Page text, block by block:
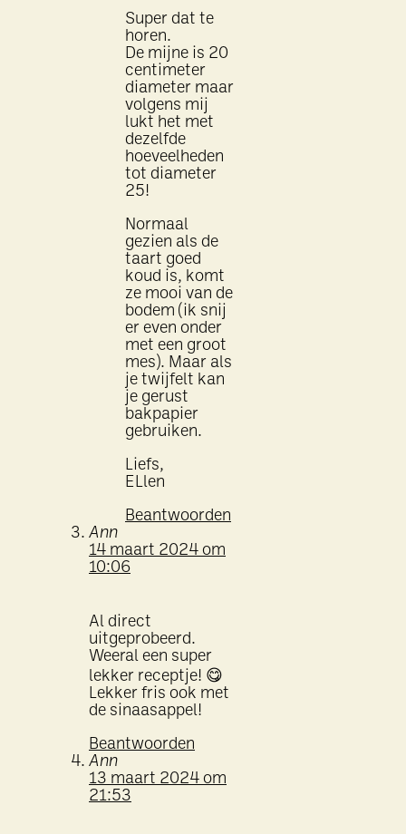
Super dat te
horen.
De mijne is 20
centimeter
diameter maar
volgens mij
lukt het met
dezelfde
hoeveelheden
tot diameter
25!
Normaal
gezien als de
taart goed
koud is, komt
ze mooi van de
bodem (ik snij
er even onder
met een groot
mes). Maar als
je twijfelt kan
je gerust
bakpapier
gebruiken.
Liefs,
ELlen
Beantwoorden
Ann
14 maart 2024 om
10:06
Al direct
uitgeprobeerd.
Weeral een super
lekker receptje! 😋
Lekker fris ook met
de sinaasappel!
Beantwoorden
Ann
13 maart 2024 om
21:53